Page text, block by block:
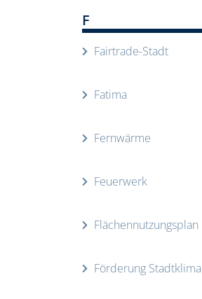
F
Fairtrade-Stadt
Fatima
Fernwärme
Feuerwerk
Flächennutzungsplan
Förderung Stadtklima